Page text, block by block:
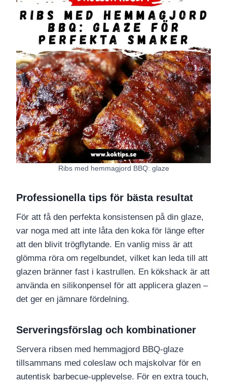
Ribs med hemmagjord BBQ: glaze
Professionella tips för bästa resultat
För att få den perfekta konsistensen på din glaze,
var noga med att inte låta den koka för länge efter
att den blivit trögflytande. En vanlig miss är att
glömma röra om regelbundet, vilket kan leda till att
glazen bränner fast i kastrullen. En kökshack är att
använda en silikonpensel för att applicera glazen –
det ger en jämnare fördelning.
Serveringsförslag och kombinationer
Servera ribsen med hemmagjord BBQ-glaze
tillsammans med coleslaw och majskolvar för en
autentisk barbecue-upplevelse. För en extra touch,